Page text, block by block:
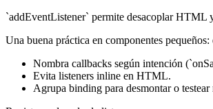
`addEventListener` permite desacoplar HTML
Una buena práctica en componentes
Nombra callbacks según intención
Evita listeners inline en HTML.
Agrupa binding para desmontar o testear